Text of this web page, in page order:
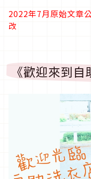
2022年7月原始文章
改
《歡迎來到